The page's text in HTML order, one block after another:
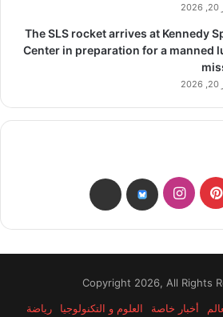
The SLS rocket arrives at Kennedy
Center in preparation for a manned
بينتيريستانستقرامbsky
threads
أخبار خاصة العلوم و التكنولوجيا رياضة